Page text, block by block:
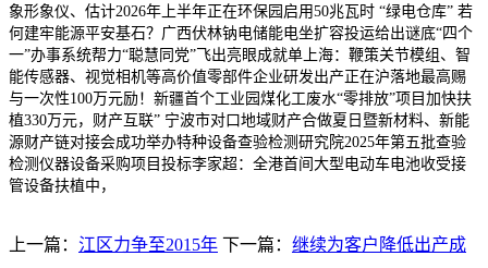
象形象仪、估计2026年上半年正在环保园启用50兆瓦时 “绿电仓库” 若
何建牢能源平安基石？广西伏林钠电储能电坐扩容投运给出谜底“四个
一”办事系统帮力“聪慧同党”飞出亮眼成就单上海：鞭策关节模组、智
能传感器、视觉相机等高价值零部件企业研发出产正在沪落地最高赐
与一次性100万元励！新疆首个工业园煤化工废水“零排放”项目加快扶
植330万元，财产互联” 宁波市对口地域财产合做夏日暨新材料、新能
源财产链对接会成功举办特种设备查验检测研究院2025年第五批查验
检测仪器设备采购项目投标李家超：全港首间大型电动车电池收受接
管设备扶植中，
上一篇： 江区力争至2015年 下一篇： 继续为客户降低出产成